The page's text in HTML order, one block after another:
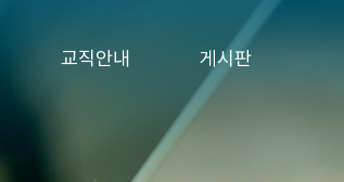
교직안내 게시판